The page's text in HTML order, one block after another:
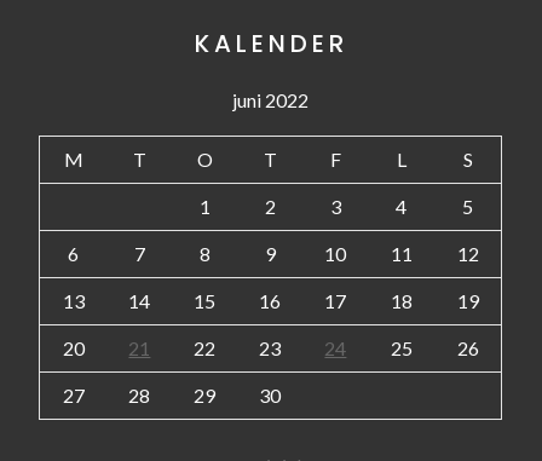
KALENDER
juni 2022
M T O T F L S
1 2 3 4 5
6 7 8 9 10 11 12
13 14 15 16 17 18 19
20 21 22 23 24 25 26
27 28 29 30